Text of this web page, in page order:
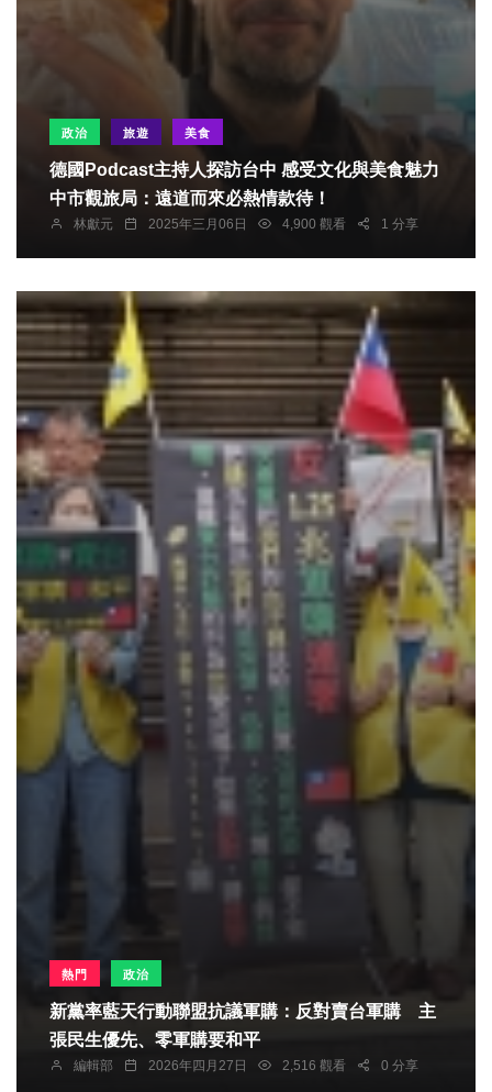
政治 旅遊 美食
德國Podcast主持人探訪台中 感受文化與美食魅力
中市觀旅局：遠道而來必熱情款待！
林獻元 2025年三月06日 4,900 觀看 1 分享
熱門 政治
新黨率藍天行動聯盟抗議軍購：反對賣台軍購 主
張民生優先、零軍購要和平
編輯部 2026年四月27日 2,516 觀看 0 分享